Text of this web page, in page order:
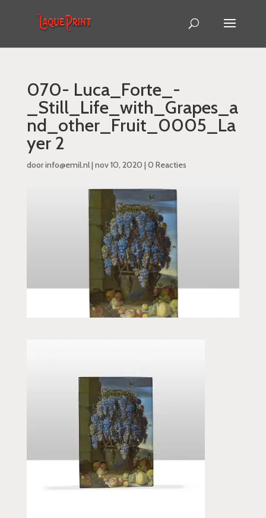
070- Luca_Forte_-
_Still_Life_with_Grapes_a
nd_other_Fruit_0005_La
yer 2
doorinfo@emil.nl| nov 10, 2020 | 0 Reacties